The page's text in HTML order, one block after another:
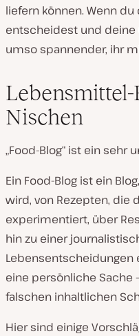
liefern können. Wenn
entscheidest und
umso spannender, ihr
Nischen
„Food-Blog“ ist ein sehr
Ein Food-Blog ist ein
wird, von Rezepten, die
experimentiert, über
hin zu einer
Lebensentscheidungen
eine persönliche Sache
falschen inhaltlichen
Hier sind einige